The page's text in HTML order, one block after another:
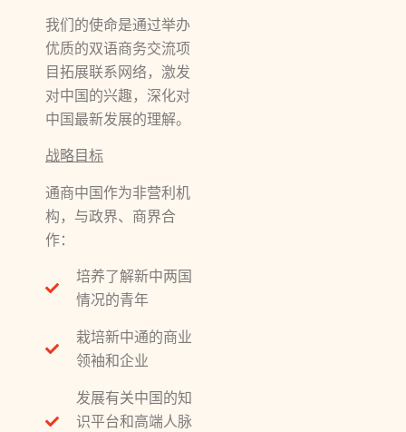
我们的使命是通过举办
优质的双语商务交流项
目拓展联系网络，激发
对中国的兴趣，深化对
中国最新发展的理解。
战略目标
通商中国作为非营利机
构，与政界、商界合
作：
培养了解新中两国
情况的青年
栽培新中通的商业
领袖和企业
发展有关中国的知
识平台和高端人脉